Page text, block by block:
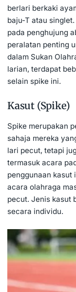
berlari berkaki
baju-T atau
pada penghujung
peralatan penting
dalam Sukan
larian, terdapat
selain spike ini.
Kasut (Spike)
Spike merupakan
sahaja mereka
lari pecut, tetapi
termasuk acara
penggunaan kasut
acara olahraga
pecut. Jenis kasut
secara individu.